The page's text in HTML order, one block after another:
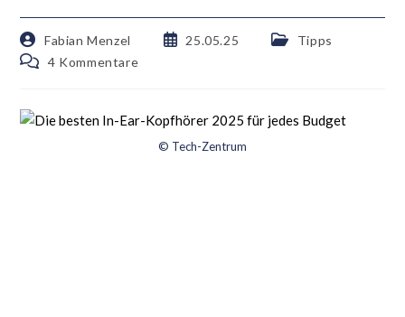
Fabian Menzel 25.05.25
Tipps
4 Kommentare
© Tech-Zentrum